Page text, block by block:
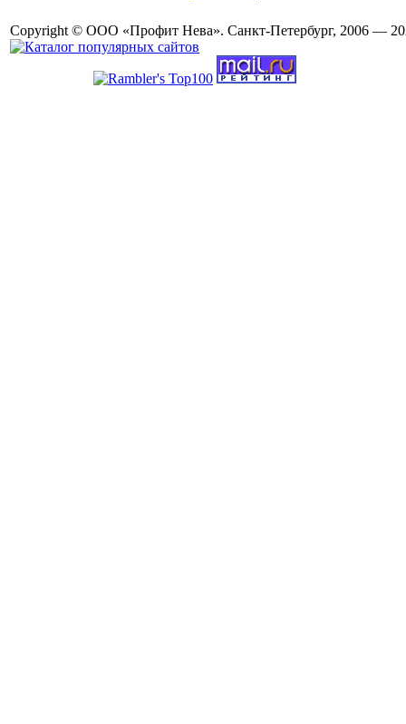
Copyright © ООО «Профит Нева». Санкт-Петербург, 2006 —